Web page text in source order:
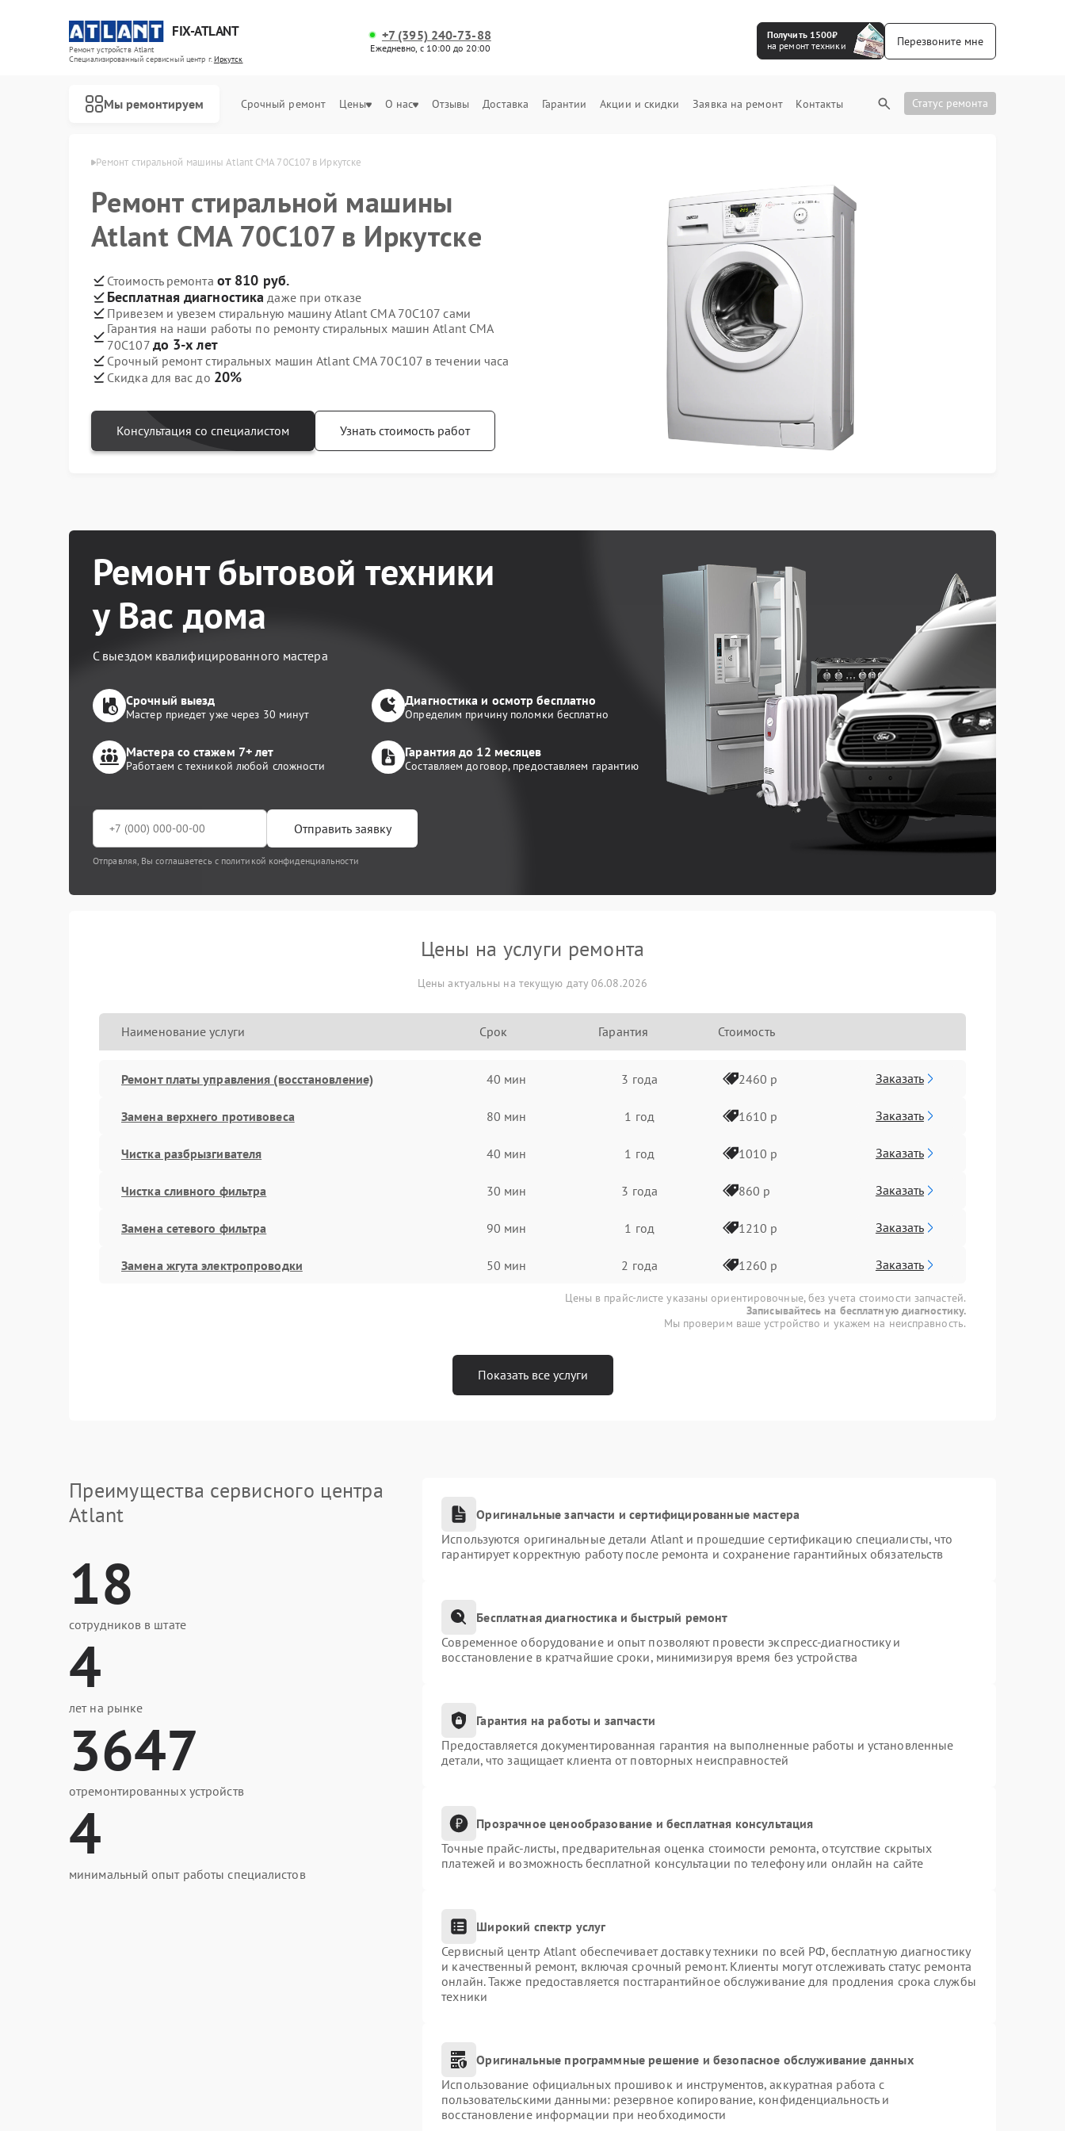
FIX-ATLANT
Ремонт устройств Atlant
Специализированный cервисный центр г.Иркутск
+7 (395) 240-73-88
Ежедневно, с 10:00 до 20:00
Получить 1500₽
на ремонт техники
Перезвоните мне
Мы ремонтируем Срочный ремонт Цены О нас Отзывы Доставка Гарантии Акции и скидки Заявка на ремонт Контакты Статус ремонта
Ремонт стиральной машины Atlant СМА 70C107 в Иркутске
Ремонт стиральной машины
Atlant СМА 70C107 в Иркутске
Стоимость ремонта от 810 руб.
Бесплатная диагностика даже при отказе
Привезем и увезем стиральную машину Atlant СМА 70C107 сами
Гарантия на наши работы по ремонту стиральных машин Atlant СМА
70C107 до 3-х лет
Срочный ремонт стиральных машин Atlant СМА 70C107 в течении часа
Скидка для вас до 20%
Консультация со специалистом Узнать стоимость работ
Ремонт бытовой техники
у Вас дома
С выездом квалифицированного мастера
Срочный выезд
Мастер приедет уже через 30 минут
Диагностика и осмотр бесплатно
Определим причину поломки бесплатно
Мастера со стажем 7+ лет
Работаем с техникой любой сложности
Гарантия до 12 месяцев
Составляем договор, предоставляем гарантию
Отправить заявку
Отправляя, Вы соглашаетесь с политикой конфиденциальности
Цены на услуги ремонта
Цены актуальны на текущую дату 06.08.2026
Наименование услуги Срок Гарантия Стоимость
Ремонт платы управления (восстановление) 40 мин 3 года 2460 р Заказать
Замена верхнего противовеса 80 мин 1 год 1610 р Заказать
Чистка разбрызгивателя 40 мин 1 год 1010 р Заказать
Чистка сливного фильтра 30 мин 3 года 860 р Заказать
Замена сетевого фильтра 90 мин 1 год 1210 р Заказать
Замена жгута электропроводки 50 мин 2 года 1260 р Заказать
Цены в прайс-листе указаны ориентировочные, без учета стоимости запчастей.
Записывайтесь на бесплатную диагностику.
Мы проверим ваше устройство и укажем на неисправность.
Показать все услуги
Преимущества сервисного центра
Atlant
18
сотрудников в штате
4
лет на рынке
3647
отремонтированных устройств
4
минимальный опыт работы специалистов
Оригинальные запчасти и сертифицированные мастера
Используются оригинальные детали Atlant и прошедшие сертификацию специалисты, что
гарантирует корректную работу после ремонта и сохранение гарантийных обязательств
Бесплатная диагностика и быстрый ремонт
Современное оборудование и опыт позволяют провести экспресс-диагностику и
восстановление в кратчайшие сроки, минимизируя время без устройства
Гарантия на работы и запчасти
Предоставляется документированная гарантия на выполненные работы и установленные
детали, что защищает клиента от повторных неисправностей
Прозрачное ценообразование и бесплатная консультация
Точные прайс-листы, предварительная оценка стоимости ремонта, отсутствие скрытых
платежей и возможность бесплатной консультации по телефону или онлайн на сайте
Широкий спектр услуг
Сервисный центр Atlant обеспечивает доставку техники по всей РФ, бесплатную диагностику
и качественный ремонт, включая срочный ремонт. Клиенты могут отслеживать статус ремонта
онлайн. Также предоставляется постгарантийное обслуживание для продления срока службы
техники
Оригинальные программные решение и безопасное обслуживание данных
Использование официальных прошивок и инструментов, аккуратная работа с
пользовательскими данными: резервное копирование, конфиденциальность и
восстановление информации при необходимости